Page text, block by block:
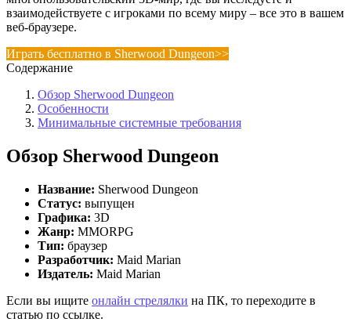
взаимодействуете с игроками по всему миру – все это в вашем
веб-браузере.
Играть бесплатно в Sherwood Dungeon>>
Содержание
Обзор Sherwood Dungeon
Особенности
Минимальные системные требования
Обзор Sherwood Dungeon
Название: Sherwood Dungeon
Статус: выпущен
Графика: 3D
Жанр: MMORPG
Тип: браузер
Разработчик: Maid Marian
Издатель: Maid Marian
Если вы ищите онлайн стрелялки на ПК, то переходите в
статью по ссылке.